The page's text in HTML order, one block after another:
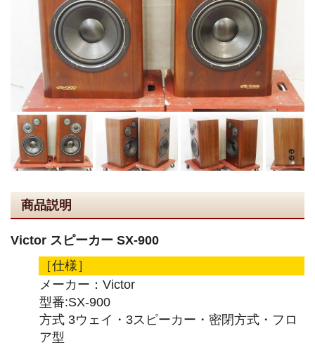
商品説明
Victor スピーカー SX-900
［仕様］
メーカー：Victor
型番:SX-900
方式 3ウェイ・3スピーカー・密閉方式・フロ
ア型